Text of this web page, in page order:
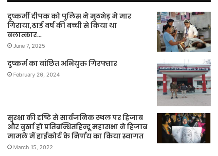
दुष्कर्मी दीपक को पुलिस ने मुठभेड़ मे मार
गिराया,ढाई वर्ष की बच्ची से किया था
बलात्कार…
June 7, 2025
दुष्कर्म का वांछित अभियुक्त गिरफ्तार
February 26, 2024
सुरक्षा की दृष्टि से सार्वजनिक स्थल पर हिजाब
और बुर्खा हो प्रतिबन्धितहिन्दू महासभा ने हिजाब
मामले में हाईकोर्ट के निर्णय का किया स्वागत
March 15, 2022